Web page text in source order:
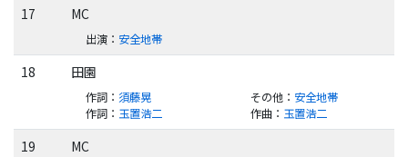
17 MC
出演： 安全地帯
18 田園
作詞： 須藤晃 その他： 安全地帯
作詞： 玉置浩二 作曲： 玉置浩二
19 MC